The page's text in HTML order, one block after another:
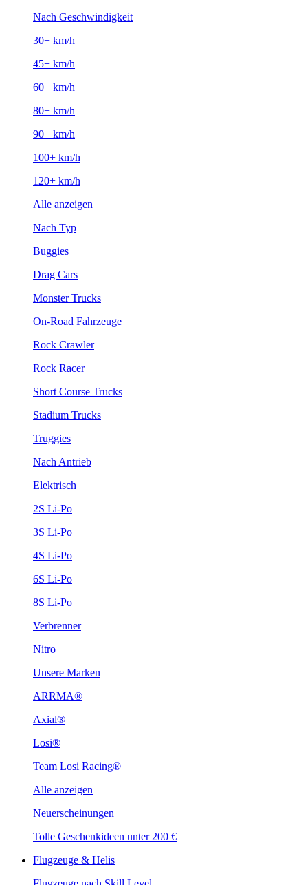
Nach Geschwindigkeit
30+ km/h
45+ km/h
60+ km/h
80+ km/h
90+ km/h
100+ km/h
120+ km/h
Alle anzeigen
Nach Typ
Buggies
Drag Cars
Monster Trucks
On-Road Fahrzeuge
Rock Crawler
Rock Racer
Short Course Trucks
Stadium Trucks
Truggies
Nach Antrieb
Elektrisch
2S Li-Po
3S Li-Po
4S Li-Po
6S Li-Po
8S Li-Po
Verbrenner
Nitro
Unsere Marken
ARRMA®
Axial®
Losi®
Team Losi Racing®
Alle anzeigen
Neuerscheinungen
Tolle Geschenkideen unter 200 €
Flugzeuge & Helis